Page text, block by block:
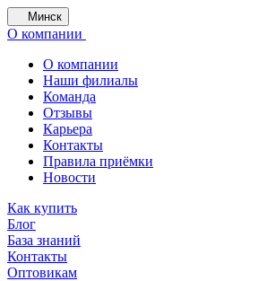
Минск
О компании
О компании
Наши филиалы
Команда
Отзывы
Карьера
Контакты
Правила приёмки
Новости
Как купить
Блог
База знаний
Контакты
Оптовикам